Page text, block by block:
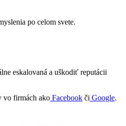
po celom svete.
eskalovaná a uškodiť reputácii
vo firmách ako Facebook či Google.